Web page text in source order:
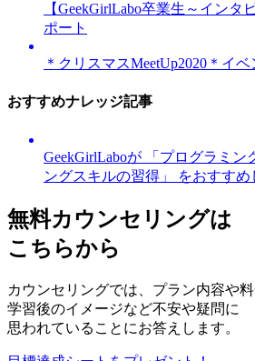
【GeekGirlLabo卒業生～インタ
ポート
＊クリスマスMeetUp2020＊イ
おすすめナレッジ記事
GeekGirlLaboが 「プログラミン
ングスキルの習得」 をおすすめ
無料カウンセリングは
こちらから
カウンセリングでは、プラン内容や料
学習後のイメージなど不安や疑問に
思われていることにお答えします。